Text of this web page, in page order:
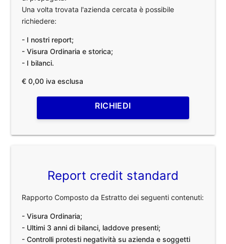
Una volta trovata l'azienda cercata è possibile
richiedere:
- I nostri report;
- Visura Ordinaria e storica;
- I bilanci.
€ 0,00 iva esclusa
RICHIEDI
Report credit standard
Rapporto Composto da Estratto dei seguenti contenuti:
- Visura Ordinaria;
- Ultimi 3 anni di bilanci, laddove presenti;
- Controlli protesti negatività su azienda e soggetti